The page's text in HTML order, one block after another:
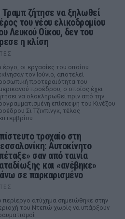
ζήτησε να ξηλωθεί
του νέου ελικοδρομίου
Λευκού Οίκου, δεν του
η κλίση
έργο, οι εργασίες του οποίου
τον Ιούνιο, αποτελεί
προτεραιότητα του
προέδρου, ο οποίος έχει
να ολοκληρωθεί πριν από την
επίσκεψη του Κινέζου
Σι Τζινπίνγκ, τέλος
τροχαίο στη
Αυτοκίνητο
σαν από ταινία
και «ανέβηκε»
σε παρκαρισμένο
περίεργο ατύχημα σημειώθηκε στην
του Ντεπώ χωρίς να υπάρξουν